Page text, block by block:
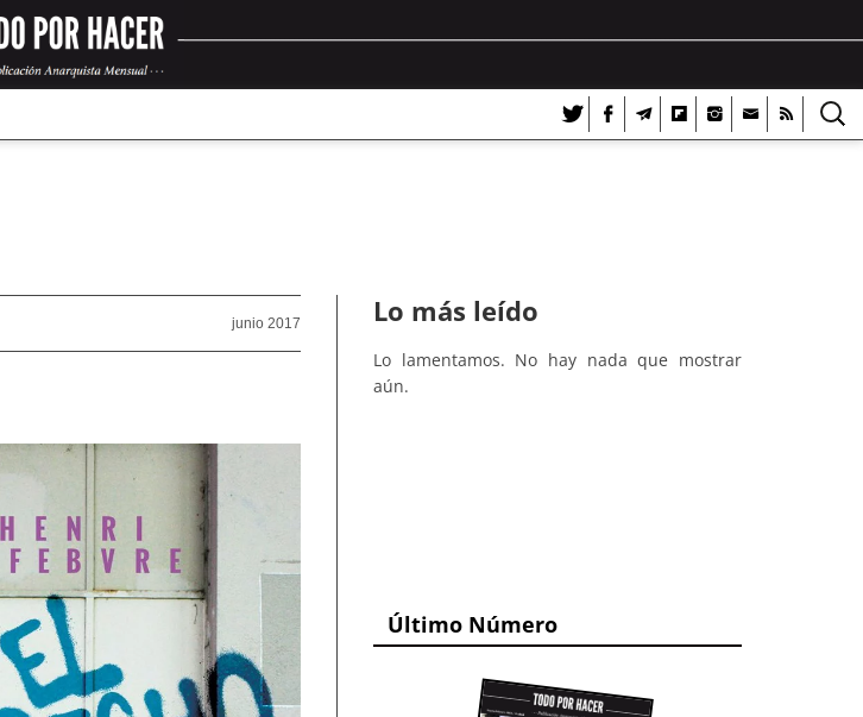
junio 2017 Lo más leído
Lo lamentamos. No hay nada que mostrar
aún.
Último Número